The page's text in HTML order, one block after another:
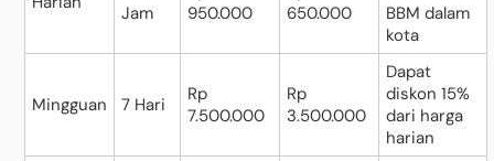
Jam
950.000
650.000
BBM dalam
kota
Mingguan 7 Hari
Rp
7.500.000
Rp
3.500.000
Dapat
diskon 15%
dari harga
harian